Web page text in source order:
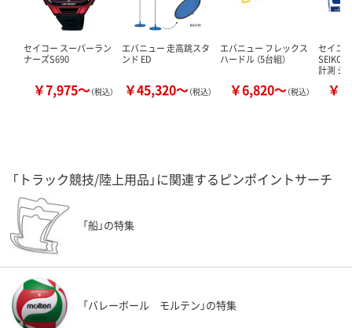
セイコー スーパーラン
ナーズS690
￥7,975～（税込）
エバニュー 走高跳スタ
ンド ED
￥45,320～（税込）
エバニュー フレックス
ハードル （5台組）
￥6,820～（税込）
セイコ
SEIKO（
計測 シ
￥
「トラック競技/陸上用品」に関連するピンポイントサーチ
「船」の特集
「バレーボール モルテン」の特集